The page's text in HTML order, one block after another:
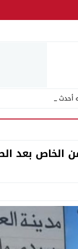
أحدث الفوضى ب _
الخاص بعد